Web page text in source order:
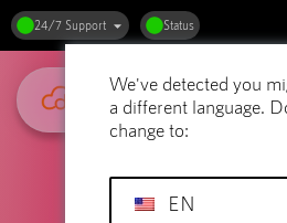
24/7 Support Status
We've detected you
a different language.
change to:
EN